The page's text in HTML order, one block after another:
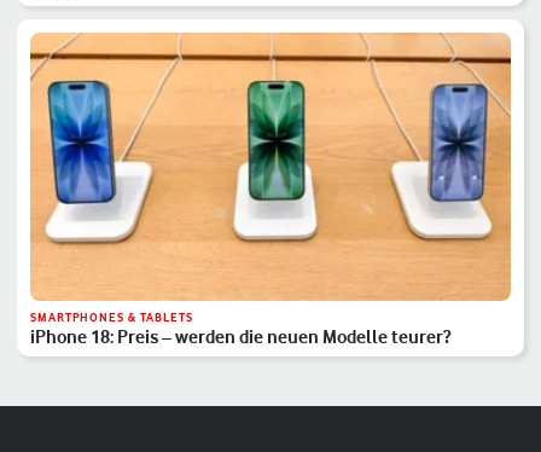
SMARTPHONES & TABLETS
iPhone 18: Preis – werden die neuen Modelle teurer?